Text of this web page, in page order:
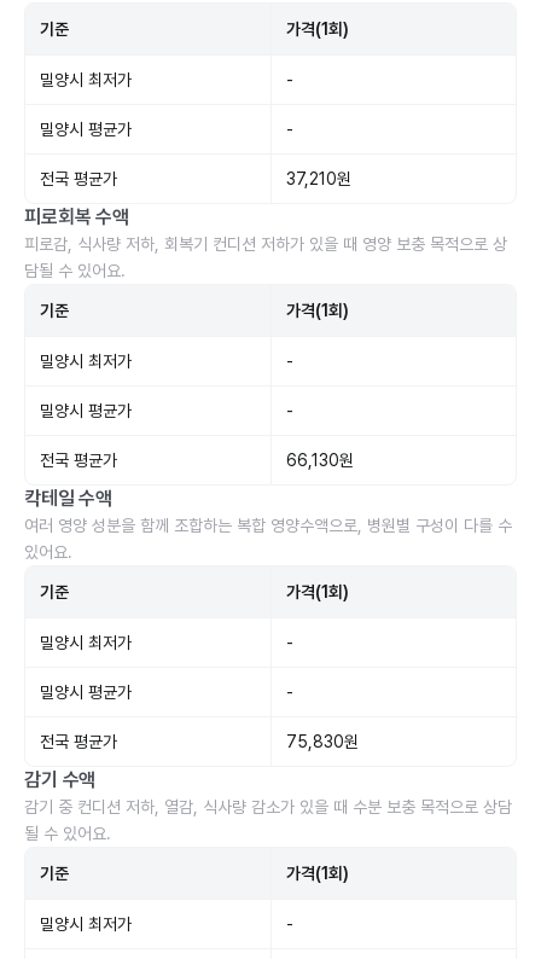
기준 가격(1회)
밀양시 최저가 -
밀양시 평균가 -
전국 평균가 37,210원
피로회복 수액
피로감, 식사량 저하, 회복기 컨디션 저하가 있을 때 영양 보충 목적으로 상
담될 수 있어요.
기준 가격(1회)
밀양시 최저가 -
밀양시 평균가 -
전국 평균가 66,130원
칵테일 수액
여러 영양 성분을 함께 조합하는 복합 영양수액으로, 병원별 구성이 다를 수
있어요.
기준 가격(1회)
밀양시 최저가 -
밀양시 평균가 -
전국 평균가 75,830원
감기 수액
감기 중 컨디션 저하, 열감, 식사량 감소가 있을 때 수분 보충 목적으로 상담
될 수 있어요.
기준 가격(1회)
밀양시 최저가 -